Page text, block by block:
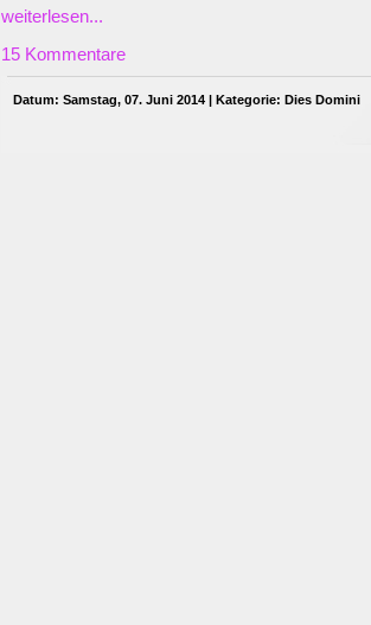
weiterlesen...
15 Kommentare
Datum: Samstag, 07. Juni 2014 | Kategorie: Dies Domini